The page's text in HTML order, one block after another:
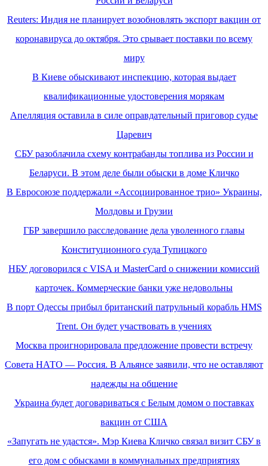
Reuters: Индия не планирует возобновлять экспорт вакцин от
коронавируса до октября. Это срывает поставки по всему
миру
В Киеве обыскивают инспекцию, которая выдает
квалификационные удостоверения морякам
Апелляция оставила в силе оправдательный приговор судье
Царевич
СБУ разоблачила схему контрабанды топлива из России и
Беларуси. В этом деле были обыски в доме Кличко
В Евросоюзе поддержали «Ассоциированное трио» Украины,
Молдовы и Грузии
ГБР завершило расследование дела уволенного главы
Конституционного суда Тупицкого
НБУ договорился с VISA и MasterCard о снижении комиссий
карточек. Коммерческие банки уже недовольны
В порт Одессы прибыл британский патрульный корабль HMS
Trent. Он будет участвовать в учениях
Москва проигнорировала предложение провести встречу
Совета НАТО — Россия. В Альянсе заявили, что не оставляют
надежды на общение
Украина будет договариваться с Белым домом о поставках
вакцин от США
«Запугать не удастся». Мэр Киева Кличко связал визит СБУ в
его дом с обысками в коммунальных предприятиях